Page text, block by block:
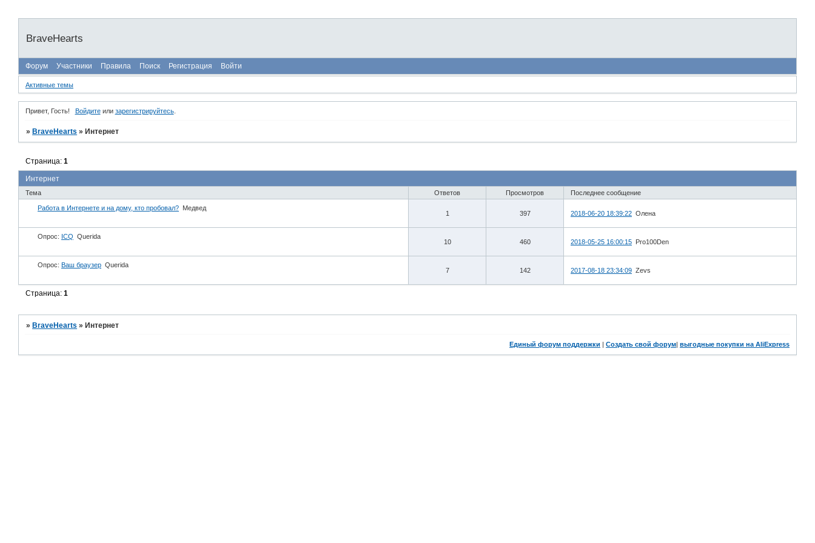
BraveHearts
Форум Участники Правила Поиск Регистрация Войти
Активные темы
Привет, Гость! Войдитеили зарегистрируйтесь.
» BraveHearts » Интернет
Интернет
Страница:1
Тема Ответов Просмотров Последнее сообщение
Работа в Интернете и на дому, кто пробовал? Медвед
1 397 2018-06-20 18:39:22 Олена
Опрос: ICQ Querida
10 460 2018-05-25 16:00:15 Pro100Den
Опрос: Ваш браузер Querida
7 142 2017-08-18 23:34:09 Zevs
Страница:1
»BraveHearts »Интернет
Единый форум поддержки | Создать свой форум| выгодные покупки на AliExpress